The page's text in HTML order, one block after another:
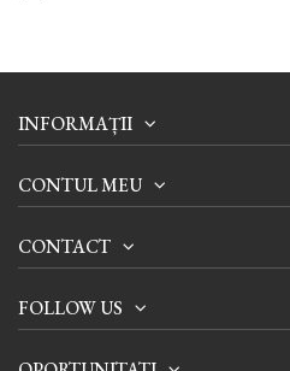
INFORMAȚII
CONTUL MEU
CONTACT
FOLLOW US